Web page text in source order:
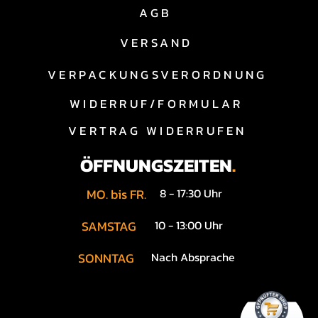
Dodge Challenger price
ist.
Dodge Demon kaufen
VERSAND
AGB
VERPACKUNGSVERORDNUNG
WIDERRUF/FORMULAR
VERTRAG WIDERRUFEN
ÖFFNUNGSZEITEN.
MO. bis FR. 8 - 17:30 Uhr
SAMSTAG 10 - 13:00 Uhr
SONNTAG Nach Absprache